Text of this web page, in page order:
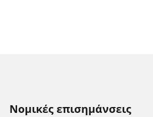
Νομικές επισημάνσεις